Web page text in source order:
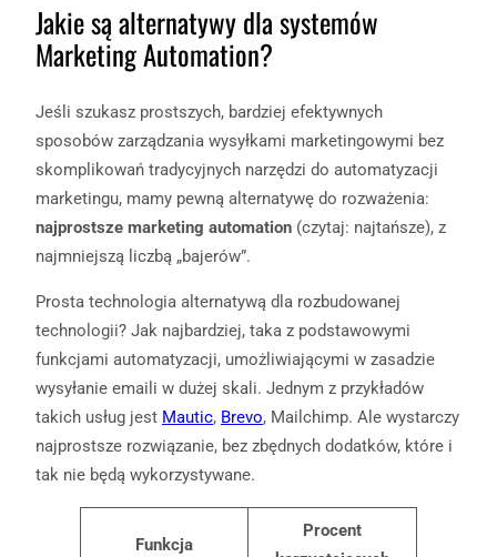
Jakie są alternatywy dla systemów
Marketing Automation?
Jeśli szukasz prostszych, bardziej efektywnych
sposobów zarządzania wysyłkami marketingowymi bez
skomplikowań tradycyjnych narzędzi do automatyzacji
marketingu, mamy pewną alternatywę do rozważenia:
najprostsze marketing automation (czytaj: najtańsze), z
najmniejszą liczbą „bajerów”.
Prosta technologia alternatywą dla rozbudowanej
technologii? Jak najbardziej, taka z podstawowymi
funkcjami automatyzacji, umożliwiającymi w zasadzie
wysyłanie emaili w dużej skali. Jednym z przykładów
takich usług jest Mautic, Brevo, Mailchimp. Ale wystarczy
najprostsze rozwiązanie, bez zbędnych dodatków, które i
tak nie będą wykorzystywane.
Funkcja
Procent